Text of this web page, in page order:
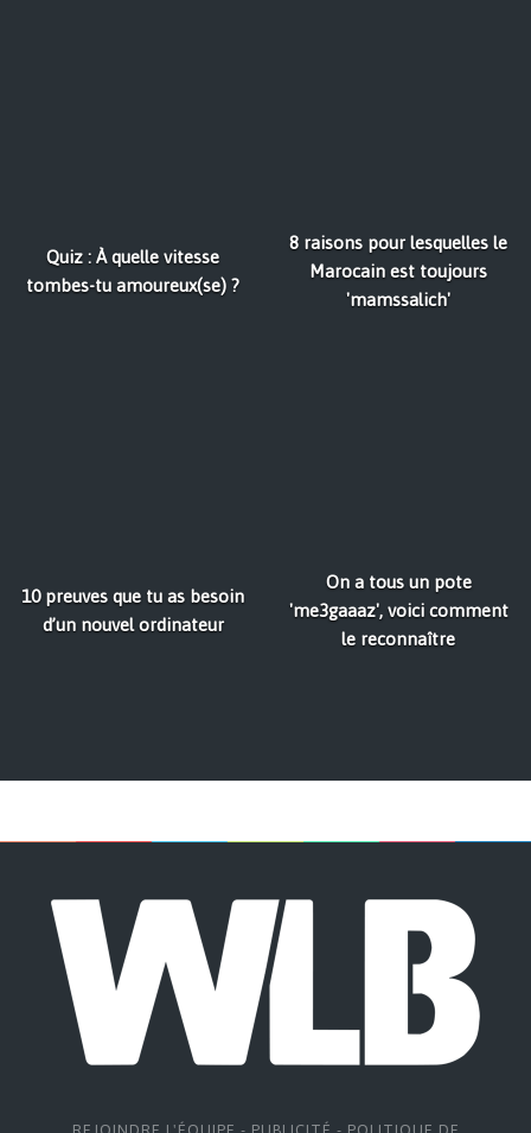
Quiz : À quelle vitesse
tombes-tu amoureux(se) ?
8 raisons pour lesquelles le
Marocain est toujours
'mamssalich'
10 preuves que tu as besoin
d’un nouvel ordinateur
On a tous un pote
'me3gaaaz', voici comment
le reconnaître